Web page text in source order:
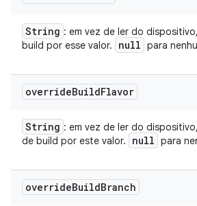
String : em vez de ler do
build por esse valor.
null para
overrideBuildFlavor
String : em vez de ler do
de build por este valor.
null para
overrideBuildBranch